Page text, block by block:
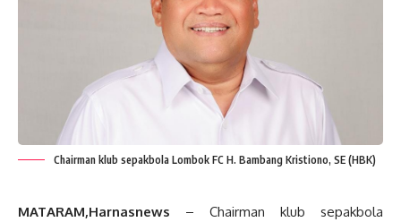
Chairman klub sepakbola Lombok FC H. Bambang Kristiono, SE (HBK)
MATARAM,Harnasnews – Chairman klub sepakbola